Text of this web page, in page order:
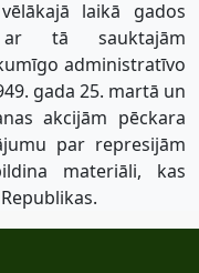
laikā gados
tā sauktajām
administratīvo
gada 25. martā un
akcijām pēckara
par represijām
materiāli, kas